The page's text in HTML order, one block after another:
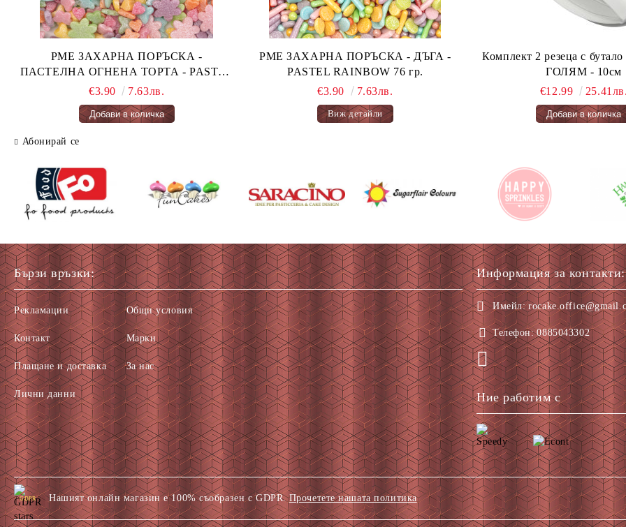
PME ЗАХАРНА ПОРЪСКА -
ПАСТЕЛНА ОГНЕНА ТОРТА - PASTEL
FAIRY CAKES 66 гр.
€3.90 7.63лв.
PME ЗАХАРНА ПОРЪСКА - ДЪГА -
PASTEL RAINBOW 76 гр.
€3.90
7.63лв.
Виж детайли
Комплект 2 резеца с
ГОЛЯМ - 10см
€12.99
25.41лв.
Абонирай се
Бързи връзки:
Рекламации
Контакт
Плащане и доставка
Лични данни
Общи условия
Марки
За нас
Информация за контакти:
Имейл:
Телефон: 0885043302
Ние работим с
GDPR Нашият онлайн магазин е 100% съобразен с GDPR. Прочетете нашата политика